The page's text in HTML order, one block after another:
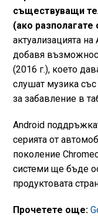
съществуващи
(ако
актуализацията
добавя
(2016 г.), което
слушат музика
за забавление в
Android
серията от
поколение
системи ще бъде
продуктовата
Прочетете още: